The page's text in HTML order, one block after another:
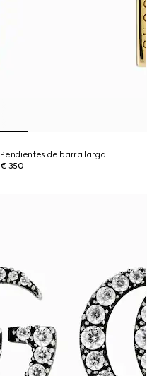
Pendientes de barra larga
€ 350